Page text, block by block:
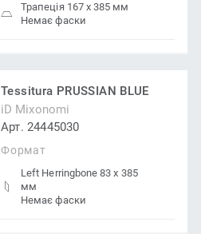
Трапеція 167 x 385 мм
Немає фаски
Tessitura PRUSSIAN BLUE
iD Mixonomi
Арт. 24445030
Формат
Left Herringbone 83 x 385
мм
Немає фаски